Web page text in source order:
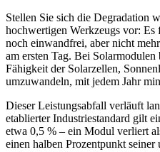
Stellen Sie sich die Degradation
hochwertigen Werkzeugs vor: Es
noch einwandfrei, aber nicht
am ersten Tag. Bei Solarmodulen
Fähigkeit der Solarzellen,
umzuwandeln, mit jedem Jahr
Dieser Leistungsabfall verläuft
etablierter Industriestandard gilt
etwa 0,5 % – ein Modul verliert
einen halben Prozentpunkt